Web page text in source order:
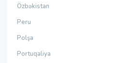
Özbəkistan
Peru
Polşa
Portuqaliya